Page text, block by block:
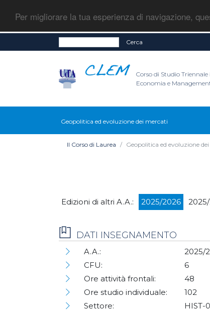
Per migliorare la tua esperienza di navigazione,
Cerca
Corso di Studio Triennale
Economia e
Geopolitica ed evoluzione dei mercati
Il Corso di Laurea Geopolitica ed evoluzione
Edizioni di altri A.A.: 2025/2026
DATI INSEGNAMENTO
A.A.:
2025/
CFU:
6
Ore attività frontali:
48
Ore studio individuale:
102
Settore:
HIST-